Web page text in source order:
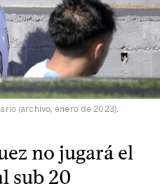
(archivo, enero de 2023).
no jugará el
sub 20